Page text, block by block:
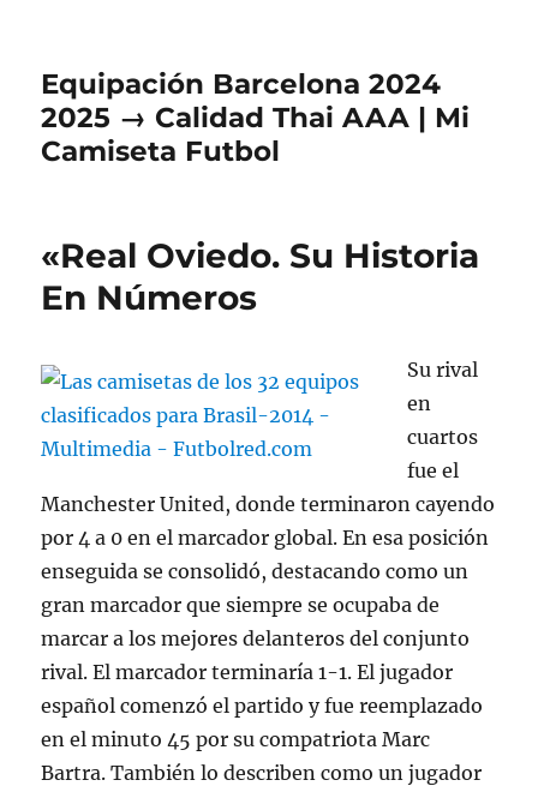
Equipación Barcelona 2024
2025 → Calidad Thai AAA | Mi
Camiseta Futbol
«Real Oviedo. Su Historia
En Números
Su rival
en
cuartos
fue el
Manchester United, donde terminaron cayendo
por 4 a 0 en el marcador global. En esa posición
enseguida se consolidó, destacando como un
gran marcador que siempre se ocupaba de
marcar a los mejores delanteros del conjunto
rival. El marcador terminaría 1-1. El jugador
español comenzó el partido y fue reemplazado
en el minuto 45 por su compatriota Marc
Bartra. También lo describen como un jugador